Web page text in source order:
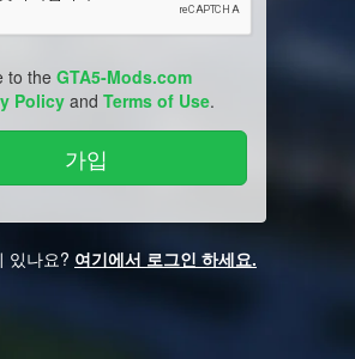
to theGTA5-Mods.com
Policy and Terms of Use.
있나요? 여기에서 로그인 하세요.